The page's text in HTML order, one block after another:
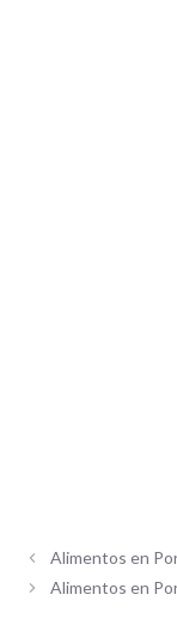
Alimentos en
Alimentos en